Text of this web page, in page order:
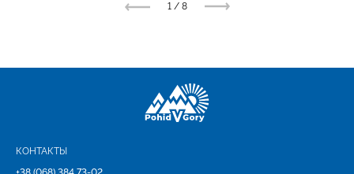
1/ 8
КОНТАКТЫ